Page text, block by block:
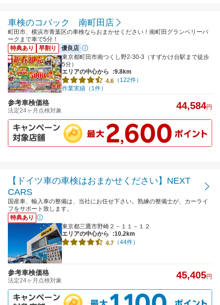
車検のコバック 南町田店
町田市、横浜市青葉区の車検ならおまかせください！南町田グランベリーパ
ークまで車で5分！
特典あり
早割り
優良店
東京都町田市南つくし野2-30-3（すずかけ台駅まで徒歩
5分）
エリアの中心から
:9.8km
4.6 （122件）
作業実績（1件）
参考車検価格
法定24ヶ月点検対象 44,584円
【ドイツ車の車検はおまかせください】NEXT
CARS
国産車、輸入車の整備は、当社にお任せ下さい。熟練の整備士が、カーライ
フをサポート致します。
特典あり
東京都三鷹市野崎２－１１－１２
エリアの中心から
:10.2km
4.7 （44件）
参考車検価格
法定24ヶ月点検対象 45,405円